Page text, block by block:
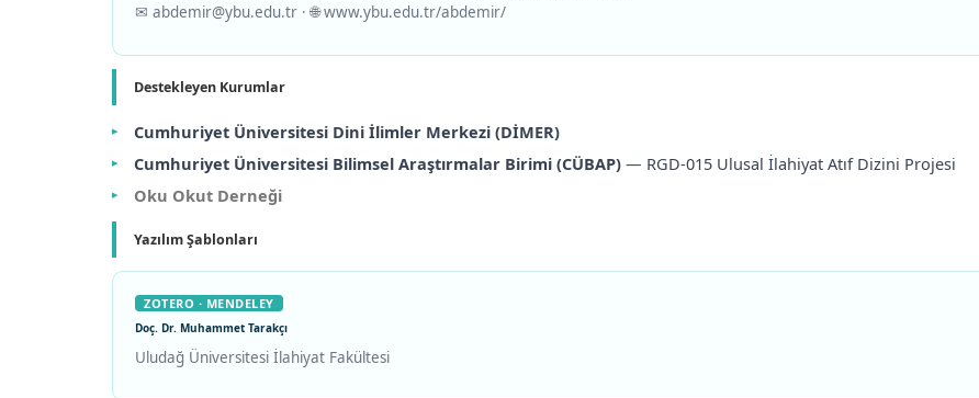
✉ abdemir@ybu.edu.tr · 🌐 www.ybu.edu.tr/abdemir/
Destekleyen Kurumlar
Cumhuriyet Üniversitesi Dini İlimler Merkezi (DİMER)
Cumhuriyet Üniversitesi Bilimsel Araştırmalar Birimi (CÜBAP) — RGD-015 Ulusal İlahiyat Atıf Dizini Projesi
Oku Okut Derneği
Yazılım Şablonları
ZOTERO · MENDELEY
Doç. Dr. Muhammet Tarakçı
Uludağ Üniversitesi İlahiyat Fakültesi